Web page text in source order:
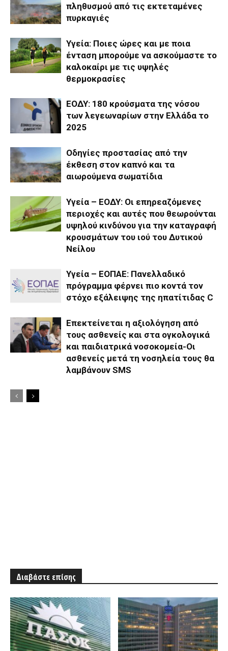
πληθυσμού από τις εκτεταμένες
πυρκαγιές
Υγεία: Ποιες ώρες και με ποια
ένταση μπορούμε να ασκούμαστε το
καλοκαίρι με τις υψηλές
θερμοκρασίες
ΕΟΔΥ: 180 κρούσματα της νόσου
των λεγεωναρίων στην Ελλάδα το
2025
Οδηγίες προστασίας από την
έκθεση στον καπνό και τα
αιωρούμενα σωματίδια
Υγεία – ΕΟΔΥ: Οι επηρεαζόμενες
περιοχές και αυτές που θεωρούνται
υψηλού κινδύνου για την καταγραφή
κρουσμάτων του ιού του Δυτικού
Νείλου
Υγεία – ΕΟΠΑΕ: Πανελλαδικό
πρόγραμμα φέρνει πιο κοντά τον
στόχο εξάλειψης της ηπατίτιδας C
Επεκτείνεται η αξιολόγηση από
τους ασθενείς και στα ογκολογικά
και παιδιατρικά νοσοκομεία-Οι
ασθενείς μετά τη νοσηλεία τους θα
λαμβάνουν SMS
Διαβάστε επίσης